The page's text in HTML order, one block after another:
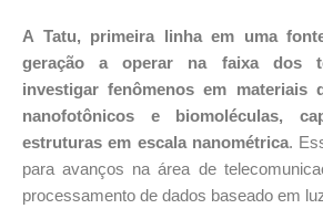
A Tatu, primeira linha em uma
geração a operar na faixa dos
investigar fenômenos em materiais
nanofotônicos e biomoléculas,
estruturas em escala nanométrica.
para avanços na área de
processamento de dados baseado em